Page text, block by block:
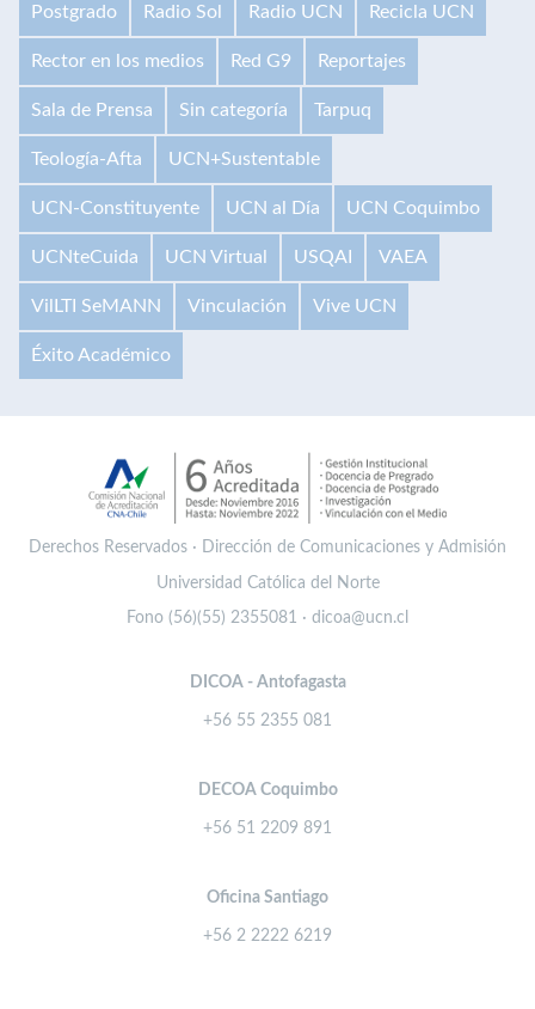
Postgrado Radio Sol Radio UCN Recicla UCN
Rector en los medios Red G9 Reportajes
Sala de Prensa Sin categoría Tarpuq
Teología-Afta UCN+Sustentable
UCN-Constituyente UCN al Día UCN Coquimbo
UCNteCuida UCN Virtual USQAI VAEA
VilLTI SeMANN Vinculación Vive UCN
Éxito Académico
Derechos Reservados · Dirección de Comunicaciones y Admisión
Universidad Católica del Norte
Fono (56)(55) 2355081 · dicoa@ucn.cl
DICOA - Antofagasta
+56 55 2355 081
DECOA Coquimbo
+56 51 2209 891
Oficina Santiago
+56 2 2222 6219